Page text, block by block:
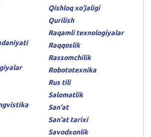
Qishloq xo'jaligi
Qurilish
Raqamli texnologiyalar
Raqqoslik
Rassomchilik
Robototexnika
Rus tili
Salomatlik
San'at
San'at tarixi
Savodxonlik